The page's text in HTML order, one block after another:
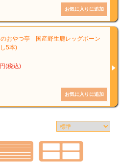
のおやつ亭 国産野生鹿レッグボーン
5本)
(税込)